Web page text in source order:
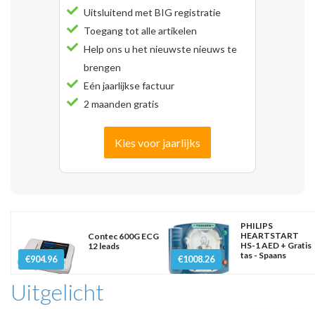
Uitsluitend met BIG registratie
Toegang tot alle artikelen
Help ons u het nieuwste nieuws te
brengen
Eén jaarlijkse factuur
2 maanden gratis
Kies voor jaarlijks
€904.96
Contec 600G ECG
12 leads
€1008.26
PHILIPS
HEARTSTART
HS-1 AED + Gratis
tas - Spaans
Uitgelicht